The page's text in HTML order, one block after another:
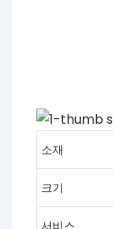
소재
크기